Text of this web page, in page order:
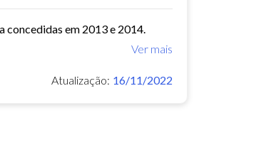
concedidas em 2013 e 2014.
Ver mais
Atualização: 16/11/2022